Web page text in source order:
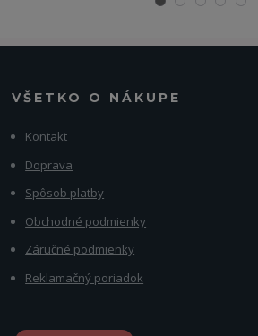
VŠETKO O NÁKUPE
Kontakt
Doprava
Spôsob platby
Obchodné podmienky
Záručné podmienky
Reklamačný poriadok